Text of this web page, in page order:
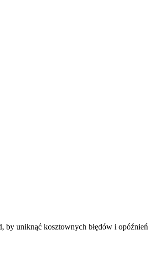
by uniknąć kosztownych błędów i opóźnień